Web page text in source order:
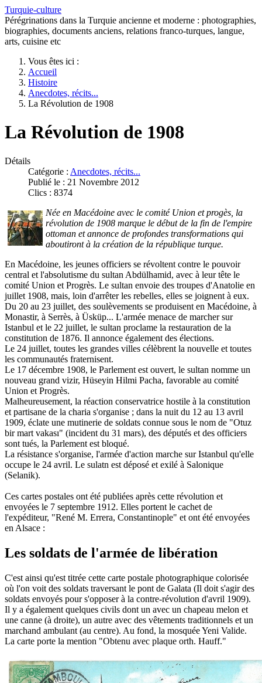
Turquie-culture
Pérégrinations dans la Turquie ancienne et moderne : photographies,
biographies, documents anciens, relations franco-turques, langue,
arts, cuisine etc
Vous êtes ici :
Accueil
Histoire
Anecdotes, récits...
La Révolution de 1908
La Révolution de 1908
Détails
Catégorie : Anecdotes, récits...
Publié le : 21 Novembre 2012
Clics : 8374
Née en Macédoine avec le comité Union et progès, la
révolution de 1908 marque le début de la fin de l'empire
ottoman et annonce de profondes transformations qui
aboutiront à la création de la république turque.
En Macédoine, les jeunes officiers se révoltent contre le pouvoir
central et l'absolutisme du sultan Abdülhamid, avec à leur tête le
comité Union et Progrès. Le sultan envoie des troupes d'Anatolie en
juillet 1908, mais, loin d'arrêter les rebelles, elles se joignent à eux.
Du 20 au 23 juillet, des soulèvements se produisent en Macédoine, à
Monastir, à Serrès, à Üsküp... L'armée menace de marcher sur
Istanbul et le 22 juillet, le sultan proclame la restauration de la
constitution de 1876. Il annonce également des élections.
Le 24 juillet, toutes les grandes villes célèbrent la nouvelle et toutes
les communautés fraternisent.
Le 17 décembre 1908, le Parlement est ouvert, le sultan nomme un
nouveau grand vizir, Hüseyin Hilmi Pacha, favorable au comité
Union et Progrès.
Malheureusement, la réaction conservatrice hostile à la constitution
et partisane de la charia s'organise ; dans la nuit du 12 au 13 avril
1909, éclate une mutinerie de soldats connue sous le nom de "Otuz
bir mart vakası" (incident du 31 mars), des députés et des officiers
sont tués, la Parlement est bloqué.
La résistance s'organise, l'armée d'action marche sur Istanbul qu'elle
occupe le 24 avril. Le sulatn est déposé et exilé à Salonique
(Selanik).
Ces cartes postales ont été publiées après cette révolution et
envoyées le 7 septembre 1912. Elles portent le cachet de
l'expéditeur, "René M. Errera, Constantinople" et ont été envoyées
en Alsace :
Les soldats de l'armée de libération
C'est ainsi qu'est titrée cette carte postale photographique colorisée
où l'on voit des soldats traversant le pont de Galata (Il doit s'agir des
soldats envoyés pour s'opposer à la contre-révolution d'avril 1909).
Il y a également quelques civils dont un avec un chapeau melon et
une canne (à droite), un autre avec des vêtements traditionnels et un
marchand ambulant (au centre). Au fond, la mosquée Yeni Valide.
La carte porte la mention "Obtenu avec plaque orth. Hauff."